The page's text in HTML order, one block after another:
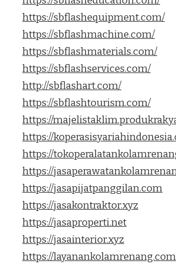
https://sbflashequipment.com/
https://sbflashmachine.com/
https://sbflashmaterials.com/
https://sbflashservices.com/
http://sbflashart.com/
https://sbflashtourism.com/
https://
https://
https://
https://
https://jasapijatpanggilan.com
https://jasakontraktor.xyz
https://jasaproperti.net
https://jasainterior.xyz
https://layanankolamrenang.com